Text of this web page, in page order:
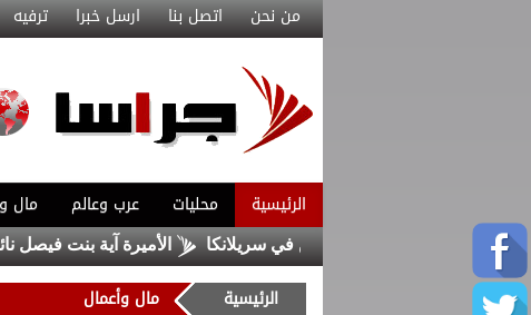
من نحن اتصل بنا ارسل خبرا ترفيه
الرئيسية محليات عرب وعالم مال
الأميرة آية بنت فيصل نائباً
الرئيسية مال وأعمال